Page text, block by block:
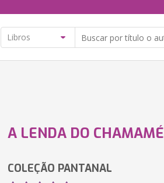
A LENDA DO CHAMAMÉ
COLEÇÃO PANTANAL